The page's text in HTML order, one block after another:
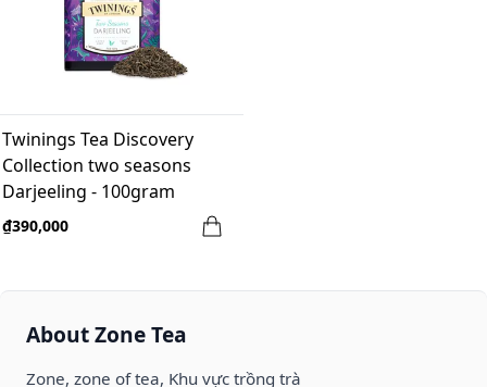
Twinings Tea Discovery
Collection two seasons
Darjeeling - 100gram
₫390,000
About Zone Tea
Zone, zone of tea, Khu vực trồng trà